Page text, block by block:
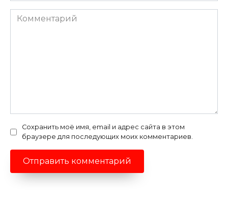
Комментарий
Сохранить моё имя, email и адрес сайта в этом
браузере для последующих моих комментариев.